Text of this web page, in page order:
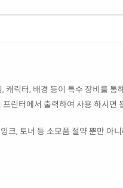
DV037레이저 전용
DV037레이저 전용
DV037레이저 전용
릭터, 배경 등이 특수 장비를 통
린터에서 출력하여 사용 하시면
크, 토너 등 소모품 절약 뿐만 아